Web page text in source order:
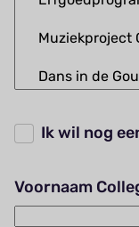
Ik wil nog
Voornaam